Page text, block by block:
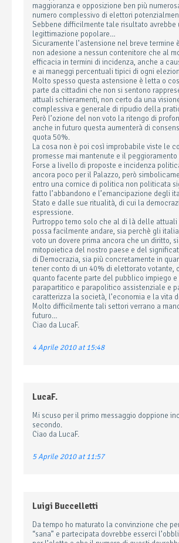
maggioranza e opposizione ben più
numero complessivo di elettori
Sebbene difficilmente tale risultato avrebbe
legittimazione popolare…
Sicuramente l’astensione nel breve termine
non adesione a nessun contenitore che al
efficacia in termini di incidenza, anche a
e ai maneggi percentuali tipici di ogni
Molto spesso questa astensione è letta o
parte da cittadini che non si sentono
attuali schieramenti, non certo da una
complessiva e generale di ripudio della
Però l’ozione del non voto la ritengo di
anche in futuro questa aumenterà di
quota 50%.
La cosa non è poi così improbabile viste le
promesse mai mantenute e il
Forse a livello di proposte e incidenza
ancora poco per il Palazzo, però
entro una cornice di politica non politicata
fatto l’abbandono e l’emancipazione degli
Stato e dalle sue ritualità, di cui la
espressione.
Purtroppo temo solo che al di là delle attuali
possa facilmente andare, sia perchè gli
voto un dovere prima ancora che un diritto,
mitopoietica del nostro paese e del
di Democrazia, sia più concretamente in
tener conto di un 40% di elettorato votante,
quanto facente parte del pubblico impiego
parapartitico e parapolitico assistenziale e
caratterizza la società, l’economia e la vita
Molto difficilmente tali settori verrano a
futuro…
Ciao da LucaF.
4 Aprile 2010 at 15:48
LucaF.
Mi scuso per il primo messaggio doppione
secondo.
Ciao da LucaF.
5 Aprile 2010 at 11:57
Luigi Buccelletti
Da tempo ho maturato la convinzione che
“sana” e partecipata dovrebbe esserci